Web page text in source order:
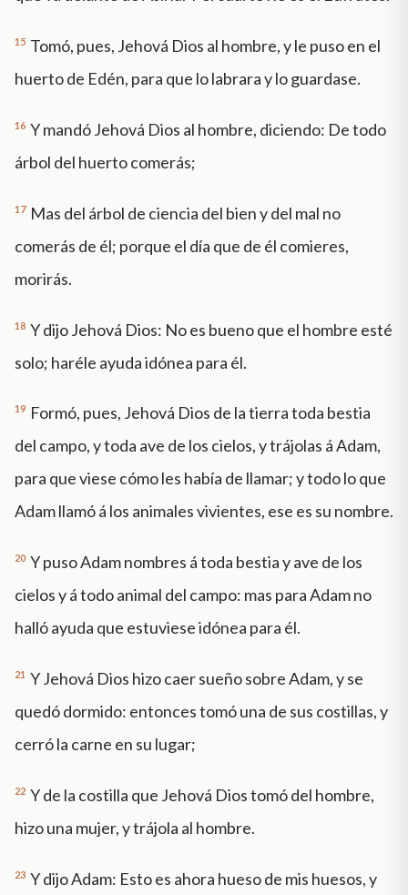
15 Tomó, pues, Jehová Dios al hombre, y le puso en el
huerto de Edén, para que lo labrara y lo guardase.
16 Y mandó Jehová Dios al hombre, diciendo: De todo
árbol del huerto comerás;
17 Mas del árbol de ciencia del bien y del mal no
comerás de él; porque el día que de él comieres,
morirás.
18 Y dijo Jehová Dios: No es bueno que el hombre esté
solo; haréle ayuda idónea para él.
19 Formó, pues, Jehová Dios de la tierra toda bestia
del campo, y toda ave de los cielos, y trájolas á Adam,
para que viese cómo les había de llamar; y todo lo que
Adam llamó á los animales vivientes, ese es su nombre.
20 Y puso Adam nombres á toda bestia y ave de los
cielos y á todo animal del campo: mas para Adam no
halló ayuda que estuviese idónea para él.
21 Y Jehová Dios hizo caer sueño sobre Adam, y se
quedó dormido: entonces tomó una de sus costillas, y
cerró la carne en su lugar;
22 Y de la costilla que Jehová Dios tomó del hombre,
hizo una mujer, y trájola al hombre.
23 Y dijo Adam: Esto es ahora hueso de mis huesos, y